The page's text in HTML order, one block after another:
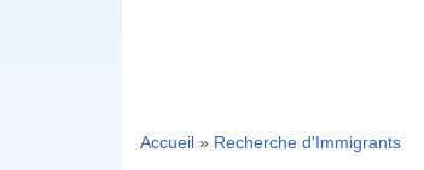
Accueil» Recherche d'Immigrants